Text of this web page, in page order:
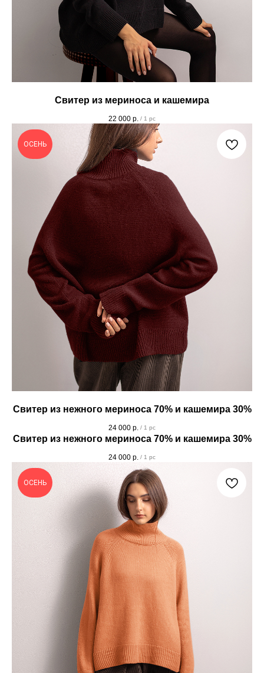
Свитер из мериноса и кашемира
22 000 р. / 1 pc
ОСЕНЬ
Свитер из нежного мериноса 70% и кашемира 30%
24 000 р. / 1 pc
Свитер из нежного мериноса 70% и кашемира 30%
24 000 р. / 1 pc
ОСЕНЬ